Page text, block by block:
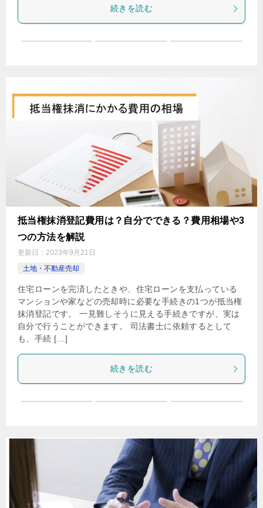
続きを読む
抵当権抹消登記費用は？自分でできる？費用相場や3
つの方法を解説
更新日： 2023年9月21日
土地・不動産売却
住宅ローンを完済したときや、住宅ローンを支払っている
マンションや家などの売却時に必要な手続きの1つが抵当権
抹消登記です。 一見難しそうに見える手続きですが、実は
自分で行うことができます。 司法書士に依頼するとして
も、手続 […]
続きを読む